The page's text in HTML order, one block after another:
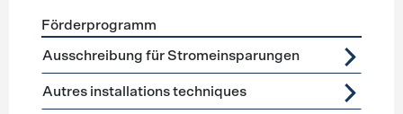
Förderprogramme Anlagen und Prozesse
Förderprogramm
Ausschreibung für Stromeinsparungen
Autres installations techniques